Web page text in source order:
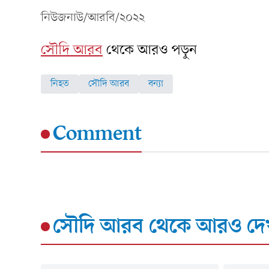
নিউজনাউ/আরবি/২০২২
সৌদি আরবথেকে আরও পড়ুন
নিহত সৌদি আরব বন্যা
Comment
সৌদি আরব থেকে আরও